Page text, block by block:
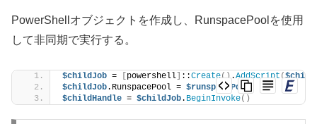
PowerShellオブジェクトを作成し、RunspacePoolを使用
して非同期で実行する。
$childJob = powershell ::Create().AddScript (
$childJob.RunspacePool = $runspacePool
$childHandle = $childJob. BeginInvoke()